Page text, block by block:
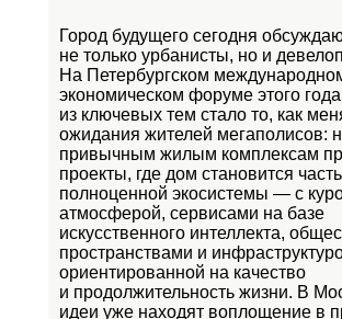
Город будущего сегодня
не только урбанисты, но и
На Петербургском
экономическом форуме этого
из ключевых тем стало то, как
ожидания жителей мегаполисов:
привычным жилым комплексам
проекты, где дом становится
полноценной экосистемы — с
атмосферой, сервисами на базе
искусственного интеллекта,
пространствами и
ориентированной на качество
и продолжительность жизни. В
идеи уже находят воплощение в